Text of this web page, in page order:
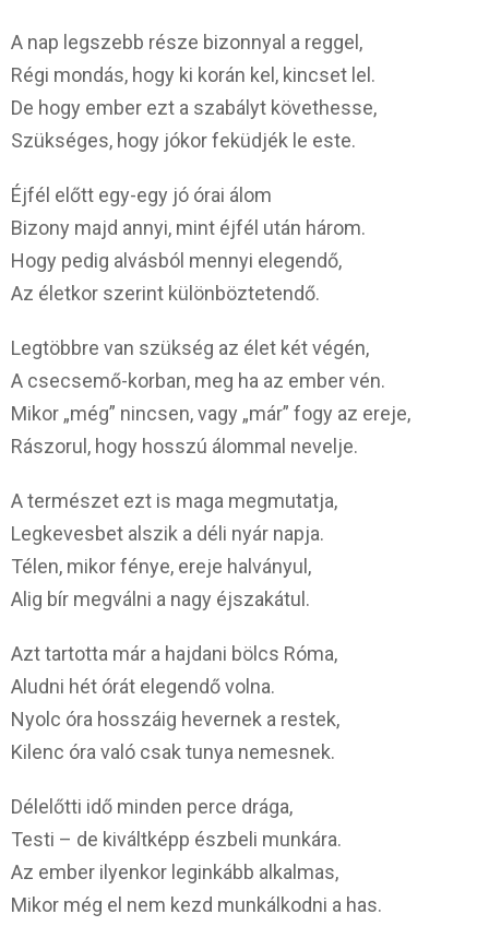
A nap legszebb része bizonnyal a reggel,
Régi mondás, hogy ki korán kel, kincset lel.
De hogy ember ezt a szabályt követhesse,
Szükséges, hogy jókor feküdjék le este.
Éjfél előtt egy-egy jó órai álom
Bizony majd annyi, mint éjfél után három.
Hogy pedig alvásból mennyi elegendő,
Az életkor szerint különböztetendő.
Legtöbbre van szükség az élet két végén,
A csecsemő-korban, meg ha az ember vén.
Mikor „még” nincsen, vagy „már” fogy az ereje,
Rászorul, hogy hosszú álommal nevelje.
A természet ezt is maga megmutatja,
Legkevesbet alszik a déli nyár napja.
Télen, mikor fénye, ereje halványul,
Alig bír megválni a nagy éjszakátul.
Azt tartotta már a hajdani bölcs Róma,
Aludni hét órát elegendő volna.
Nyolc óra hosszáig hevernek a restek,
Kilenc óra való csak tunya nemesnek.
Délelőtti idő minden perce drága,
Testi – de kiváltképp észbeli munkára.
Az ember ilyenkor leginkább alkalmas,
Mikor még el nem kezd munkálkodni a has.